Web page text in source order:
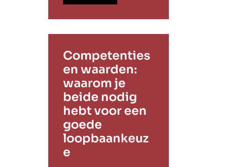
Competenties
en waarden:
waarom je
beide nodig
hebt voor een
goede
loopbaankeuz
e